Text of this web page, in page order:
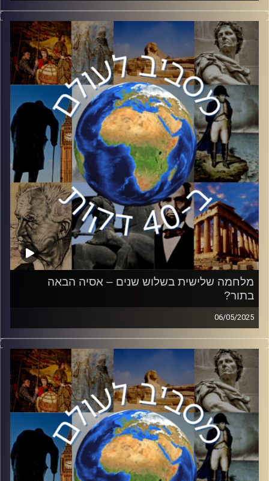
בחודשים האחרונים אנו עדים לשיחות לגבי עסקת חטופים
וסיום המלחמה. אחת משחקניות המפתח בשיחות הינה קטר.
בפרק זה ד״ר אריאל אדמוני, חוקר קטר במכון ירושלים
למדיניות ואסטרטגיה ה JISS, יחשוף את שיטותיה של קטר
וזרועותיה הארוכות וקשריה לשחקנים השונים בעסקה.
קרדיט תמונות:יוסי מצרי
מלחמה שלישית בשלוש שנים – אסיה הבאה
בתור?
06/05/2025
בשנים האחרונות אנחנו רגילים לשמוע על מלחמה במזרח
אירופה ובמזרח התיכון. בשבועות האחרונים, ישנה התכנות
לפריצת מלחמה באסיה. לאחר פיגוע מזעזע בחבל קשמיר, הודו
ופקיסטן עומדות בפני מתיחות שלא נראתה באזור שנים. ד״ר
לורן דגן עמוס, חוקרת מדיניות חוץ וביטחון של הודו
באוניברסיטת בר אילן הצטרפה אליי כדי להבין את מקורות
הסכסוך ופוטנציאל המלחמה.
קרדיט תמונות:יוסי מצרי